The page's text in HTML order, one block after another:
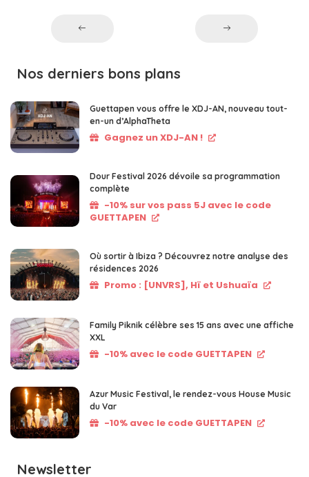
Nos derniers bons plans
Guettapen vous offre le XDJ-AN, nouveau tout-
en-un d’AlphaTheta
Gagnez un XDJ-AN !
Dour Festival 2026 dévoile sa programmation
complète
-10% sur vos pass 5J avec le code
GUETTAPEN
Où sortir à Ibiza ? Découvrez notre analyse des
résidences 2026
Promo : [UNVRS], Hï et Ushuaïa
Family Piknik célèbre ses 15 ans avec une affiche
XXL
-10% avec le code GUETTAPEN
Azur Music Festival, le rendez-vous House Music
du Var
-10% avec le code GUETTAPEN
Newsletter